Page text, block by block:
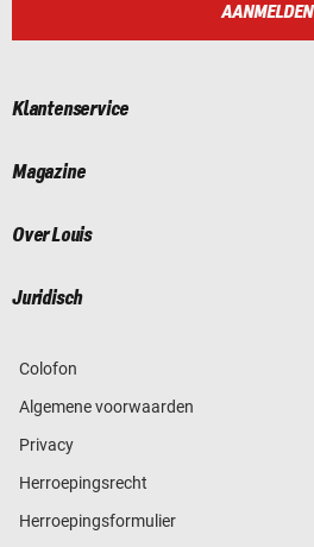
AANMELDEN
Klantenservice
Magazine
Over Louis
Juridisch
Colofon
Algemene voorwaarden
Privacy
Herroepingsrecht
Herroepingsformulier